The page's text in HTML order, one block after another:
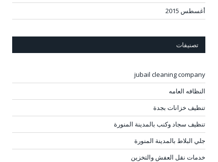
أغسطس 2015
تصنيفات
jubail cleaning company
النظافه العامه
تنظيف خزانات بجدة
تنظيف سجاد وكنب بالمدينة المنورة
جلي البلاط بالمدينة المنورة
خدمات نقل العفش والتخزين